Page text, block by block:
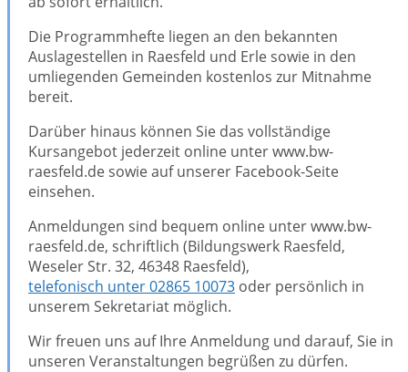
Die Programmhefte liegen an den bekannten
Auslagestellen in Raesfeld und Erle sowie in den
umliegenden Gemeinden kostenlos zur Mitnahme
bereit.
Darüber hinaus können Sie das vollständige
Kursangebot jederzeit online unter www.bw-
raesfeld.de sowie auf unserer Facebook-Seite
einsehen.
Anmeldungen sind bequem online unter www.bw-
raesfeld.de, schriftlich (Bildungswerk Raesfeld,
Weseler Str. 32, 46348 Raesfeld),
telefonisch unter 02865 10073 oder persönlich in
unserem Sekretariat möglich.
Wir freuen uns auf Ihre Anmeldung und darauf, Sie in
unseren Veranstaltungen begrüßen zu dürfen.